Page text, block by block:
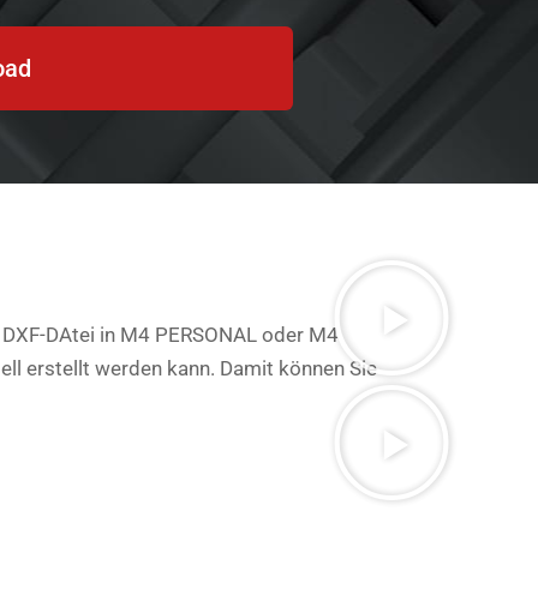
DAtei in M4 PERSONAL oder M4
erstellt werden kann. Damit können Sie